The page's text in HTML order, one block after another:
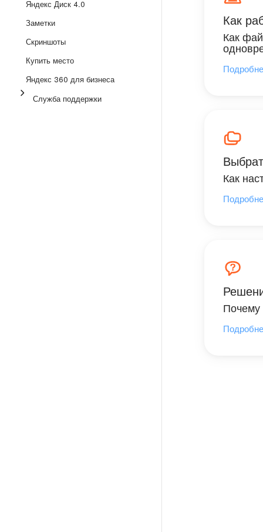
Яндекс Диск 4.0
Заметки
Скриншоты
Купить место
Яндекс 360 для бизнеса
Служба поддержки
Как
Как
Как
Почему